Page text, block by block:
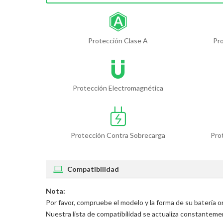
Protección Clase A
Protección Electromagnética
Protección Contra Sobrecarga
Compatibilidad
Nota:
Por favor, compruebe el modelo y la forma de su
Nuestra lista de compatibilidad se actualiza